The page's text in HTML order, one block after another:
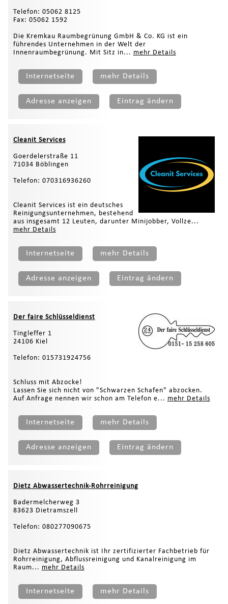
Telefon: 05062 8125
Fax: 05062 1592
Die Kremkau Raumbegrünung GmbH & Co. KG ist ein
führendes Unternehmen in der Welt der
Innenraumbegrünung. Mit Sitz in... mehr Details
Internetseite mehr Details
Adresse anzeigen Eintrag ändern
Cleanit Services
Goerdelerstraße 11
71034 Böblingen
Telefon: 070316936260
Cleanit Services ist ein deutsches
Reinigungsunternehmen, bestehend
aus insgesamt 12 Leuten, darunter Minijobber, Vollze...
mehr Details
Internetseite mehr Details
Adresse anzeigen Eintrag ändern
Der faire Schlüsseldienst
Tingleffer 1
24106 Kiel
Telefon: 015731924756
Schluss mit Abzocke!
Lassen Sie sich nicht von "Schwarzen Schafen" abzocken.
Auf Anfrage nennen wir schon am Telefon e... mehr Details
Internetseite mehr Details
Adresse anzeigen Eintrag ändern
Dietz Abwassertechnik-Rohrreinigung
Badermelcherweg 3
83623 Dietramszell
Telefon: 080277090675
Dietz Abwassertechnik ist Ihr zertifizierter Fachbetrieb für
Rohrreinigung, Abflussreinigung und Kanalreinigung im
Raum... mehr Details
Internetseite mehr Details